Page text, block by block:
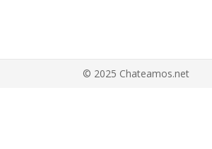
© 2025 Chateamos.net